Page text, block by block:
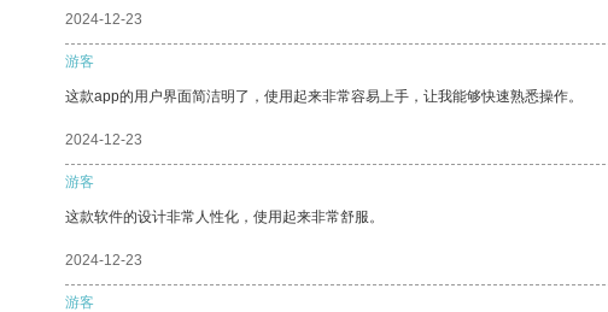
2024-12-23
游客
这款app的用户界面简洁明了，使用起来非常容易上手，让我能够快速熟悉操作。
2024-12-23
游客
这款软件的设计非常人性化，使用起来非常舒服。
2024-12-23
游客